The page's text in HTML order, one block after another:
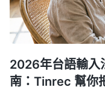
2026年台語輸入
南：Tinrec 幫你